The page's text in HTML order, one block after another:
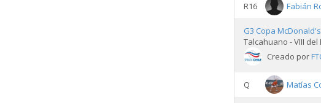
R16 Fabián
G3 Copa McDonald's
Talcahuano - VIII del
Creado por
Q Matías